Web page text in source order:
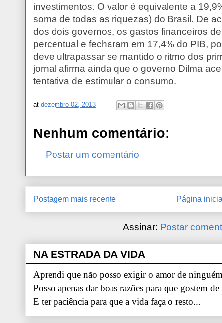
investimentos. O valor é equivalente a
soma de todas as riquezas) do Brasil. De
dos dois governos, os gastos financeiros
percentual e fecharam em 17,4% do PIB,
deve ultrapassar se mantido o ritmo dos
jornal afirma ainda que o governo Dilma
tentativa de estimular o consumo.
at dezembro 02, 2013
Nenhum comentário:
Postar um comentário
Postagem mais recente Página
Assinar: Postar
NA ESTRADA DA VIDA
Aprendi que não posso exigir o amor de
Posso apenas dar boas razões para que gostem
E ter paciência para que a vida faça o resto...